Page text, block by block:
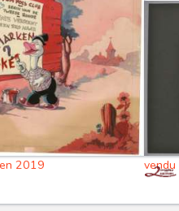
2019 vendu